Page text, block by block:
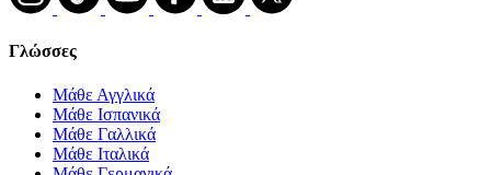
Γλώσσες
Μάθε Αγγλικά
Μάθε Ισπανικά
Μάθε Γαλλικά
Μάθε Ιταλικά